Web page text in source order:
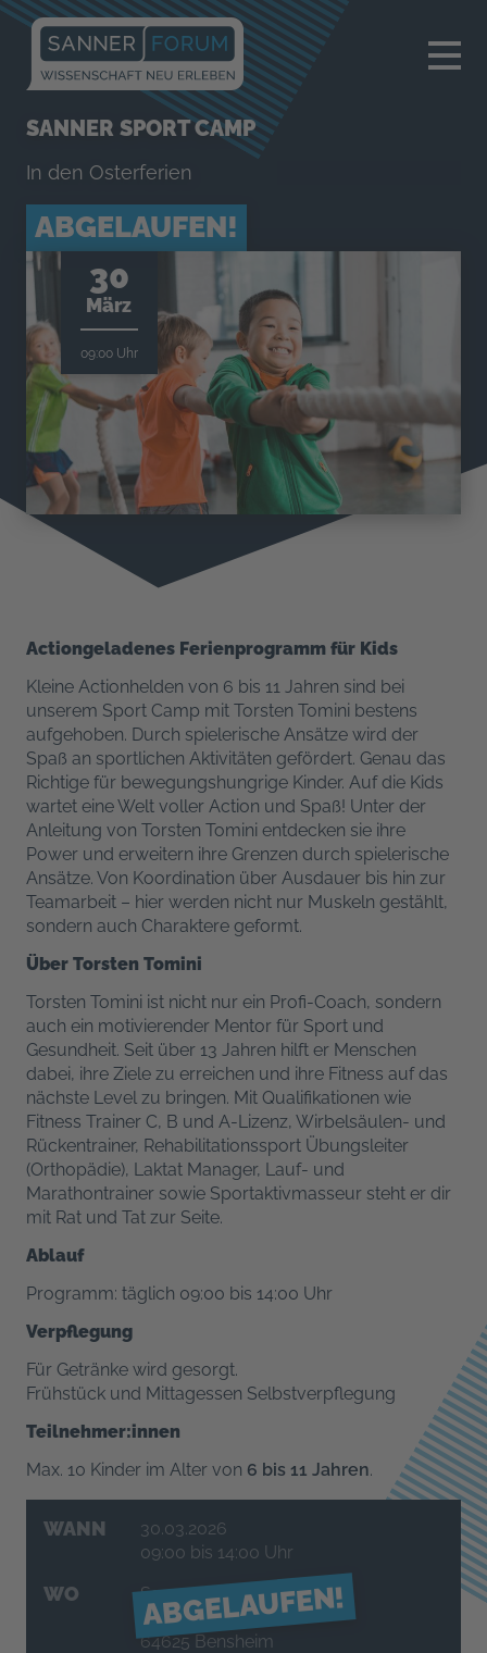
×
SANNER SPORT CAMP
In den Osterferien
ABGELAUFEN!
30
März
09:00 Uhr
Actiongeladenes Ferienprogramm für Kids
Kleine Actionhelden von 6 bis 11 Jahren sind bei
unserem Sport Camp mit Torsten Tomini bestens
aufgehoben. Durch spielerische Ansätze wird der
Spaß an sportlichen Aktivitäten gefördert. Genau das
Richtige für bewegungshungrige Kinder. Auf die Kids
wartet eine Welt voller Action und Spaß! Unter der
Anleitung von Torsten Tomini entdecken sie ihre
Power und erweitern ihre Grenzen durch spielerische
Ansätze. Von Koordination über Ausdauer bis hin zur
Teamarbeit – hier werden nicht nur Muskeln gestählt,
sondern auch Charaktere geformt.
Über Torsten Tomini
Torsten Tomini ist nicht nur ein Profi-Coach, sondern
auch ein motivierender Mentor für Sport und
Gesundheit. Seit über 13 Jahren hilft er Menschen
dabei, ihre Ziele zu erreichen und ihre Fitness auf das
nächste Level zu bringen. Mit Qualifikationen wie
Fitness Trainer C, B und A-Lizenz, Wirbelsäulen- und
Rückentrainer, Rehabilitationssport Übungsleiter
(Orthopädie), Laktat Manager, Lauf- und
Marathontrainer sowie Sportaktivmasseur steht er dir
mit Rat und Tat zur Seite.
Ablauf
Programm: täglich 09:00 bis 14:00 Uhr
Verpflegung
Für Getränke wird gesorgt.
Frühstück und Mittagessen Selbstverpflegung
Teilnehmer:innen
Max. 10 Kinder im Alter von 6 bis 11 Jahren.
WANN
30.03.2026
09:00 bis 14:00 Uhr
WO
Sanner Forum
Schillerstraße 80
64625 Bensheim
ABGELAUFEN!